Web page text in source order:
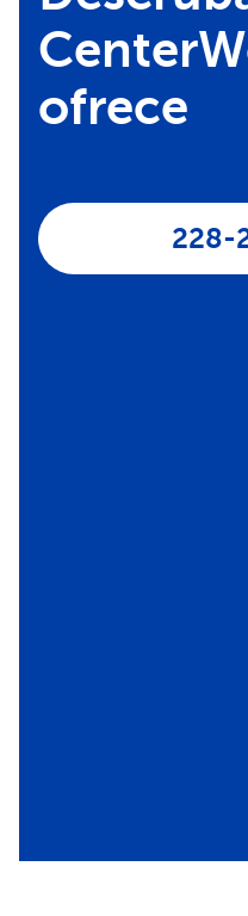
ofrece
228-